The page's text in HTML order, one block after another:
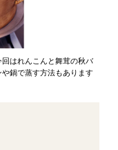
はれんこんと舞茸の秋バ
鍋で蒸す方法もあります